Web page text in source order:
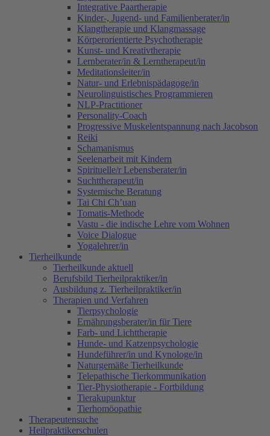
Integrative Paartherapie
Kinder-, Jugend- und Familienberater/in
Klangtherapie und Klangmassage
Körperorientierte Psychotherapie
Kunst- und Kreativtherapie
Lernberater/in & Lerntherapeut/in
Meditationsleiter/in
Natur- und Erlebnispädagoge/in
Neurolinguistisches Programmieren
NLP-Practitioner
Personality-Coach
Progressive Muskelentspannung nach Jacobson
Reiki
Schamanismus
Seelenarbeit mit Kindern
Spirituelle/r Lebensberater/in
Suchttherapeut/in
Systemische Beratung
Tai Chi Ch’uan
Tomatis-Methode
Vastu - die indische Lehre vom Wohnen
Voice Dialogue
Yogalehrer/in
Tierheilkunde
Tierheilkunde aktuell
Berufsbild Tierheilpraktiker/in
Ausbildung z. Tierheilpraktiker/in
Therapien und Verfahren
Tierpsychologie
Ernährungsberater/in für Tiere
Farb- und Lichttherapie
Hunde- und Katzenpsychologie
Hundeführer/in und Kynologe/in
Naturgemäße Tierheilkunde
Telepathische Tierkommunikation
Tier-Physiotherapie - Fortbildung
Tierakupunktur
Tierhomöopathie
Therapeutensuche
Heilpraktikerschulen